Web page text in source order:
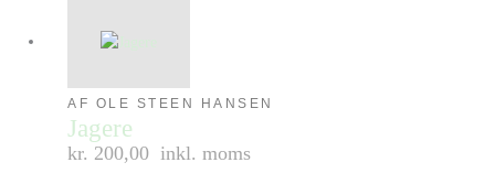
AF OLE STEEN HANSEN
Jagere
kr. 200,00 inkl. moms